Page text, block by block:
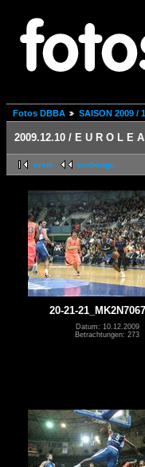
Fotos DBBA SAISON 2009 /
2009.12.10 / E U R O L E
erste vorherige
20-21-
Datum: 10.12.2009
Betrachtungen: 273